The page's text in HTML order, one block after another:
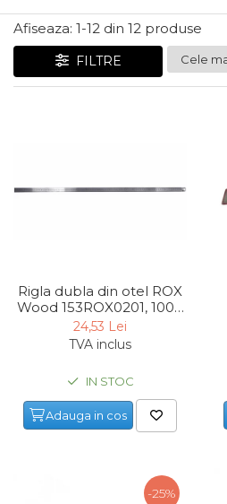
Articole Pentru Gradina
Accesorii Bucatarie
Cabluri Incalzitoare cu
Termostat
Accesorii Telefoane
Ultrasunete
Cutii Depozitare
Chinga & Suport Mobila
imbracaminte si incaltaminte
Maturi, Mopuri, Galeti &
Afiseaza: 1-12 din 12 produse
FILTRE
Rigla dubla din otel ROX
Wood 153ROX0201, 1000
mm
24,53 Lei
TVA inclus
IN STOC
Adauga in cos
-25%